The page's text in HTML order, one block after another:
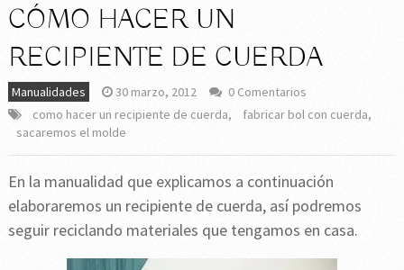
CÓMO HACER UN
RECIPIENTE DE CUERDA
Manualidades 30 marzo, 2012
0 Comentarios
como hacer un recipiente de cuerda, fabricar bol con cuerda,
sacaremos el molde
En la manualidad que explicamos a continuación
elaboraremos un recipiente de cuerda, así podremos
seguir reciclando materiales que tengamos en casa.